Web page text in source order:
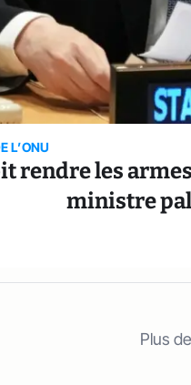
L’ONU
rendre les
ministre
Plus